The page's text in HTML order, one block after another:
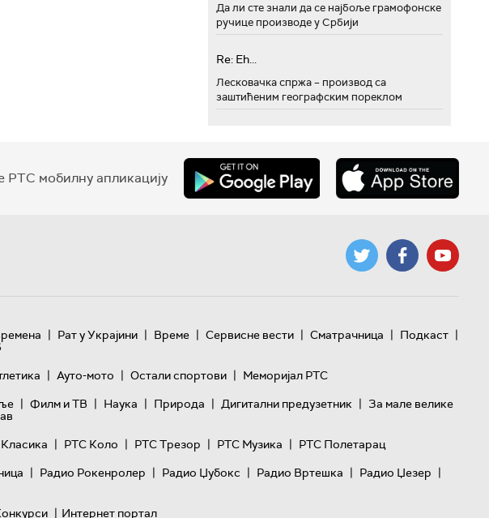
Да ли сте знали да се најбоље грамофонске
ручице производе у Србији
Re: Eh...
Лесковачка спржа – производ са
заштићеним географским пореклом
РТС мобилну апликацију
| Рат у Украјини | Време | Сервисне вести | Сматрачница | Подкаст |
| Ауто-мото | Остали спортови | Меморијал РТС
| Филм и ТВ | Наука | Природа | Дигитални предузетник | За мале велике
| РТС Коло | РТС Трезор | РТС Музика | РТС Полетарац
| Радио Рокенролер | Радио Џубокс | Радио Вртешка | Радио Џезер |
| Интернет портал